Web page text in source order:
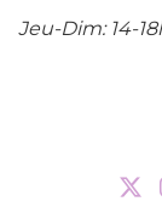
Jeu-Dim: 14-